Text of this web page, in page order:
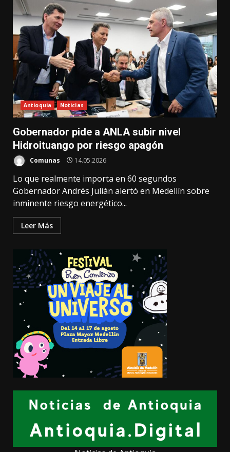
Antioquia Noticias
Gobernador pide a ANLA subir nivel
Hidroituango por riesgo apagón
Comunas 14.05.2026
Lo que realmente importa en 60 segundos
Gobernador Andrés Julián alertó en Medellín sobre
inminente riesgo energético...
Leer Más